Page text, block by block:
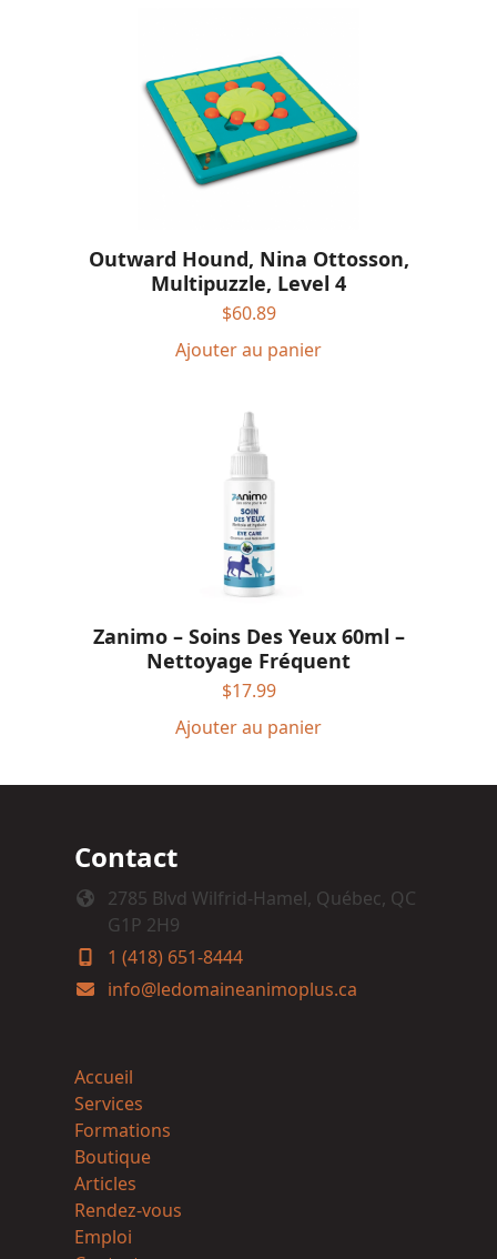
Outward Hound, Nina Ottosson,
Multipuzzle, Level 4
$60.89
Ajouter au panier
Zanimo – Soins Des Yeux 60ml –
Nettoyage Fréquent
$17.99
Ajouter au panier
Contact
2785 Blvd Wilfrid-Hamel, Québec, QC
G1P 2H9
1 (418) 651-8444
info@ledomaineanimoplus.ca
Accueil
Services
Formations
Boutique
Articles
Rendez-vous
Emploi